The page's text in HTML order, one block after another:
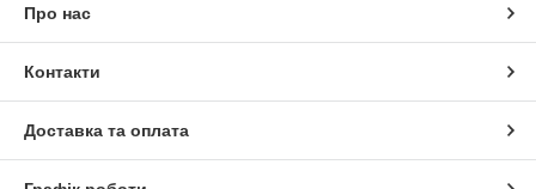
Про нас
Контакти
Доставка та оплата